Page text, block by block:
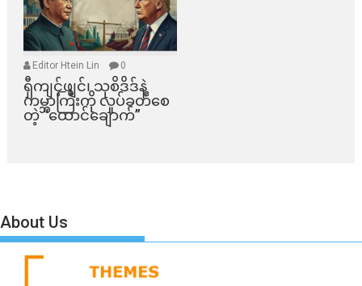
Editor Htein Lin 0
ရှီကျင့်ဖျင်၊ သုစိဒိဒ်နဲ့
ကမ္ဘာကြီးကို လှုပ်ခတ်စေ
တဲ့ “ထောင်ချောက်”
About Us